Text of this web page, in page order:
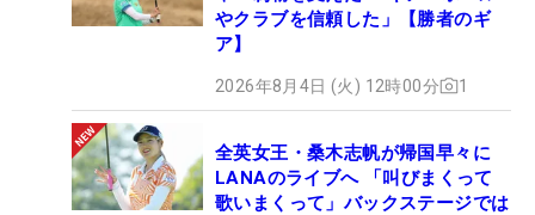
やクラブを信頼した」【勝者のギ
ア】
2026年8月4日 (火) 12時00分 1
全英女王・桑木志帆が帰国早々に
LANAのライブへ 「叫びまくって
歌いまくって」バックステージでは